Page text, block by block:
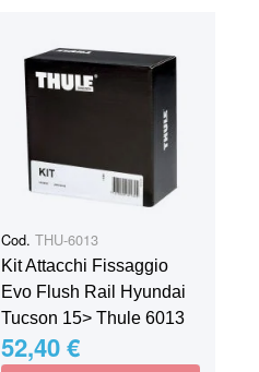
Cod. THU-6013
Kit Attacchi Fissaggio
Evo Flush Rail Hyundai
Tucson 15> Thule 6013
52,40 €